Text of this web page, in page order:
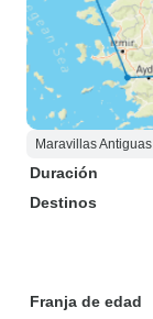
Maravillas Antiguas
Duración
Destinos
Franja de edad